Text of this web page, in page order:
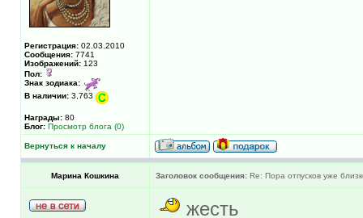
Регистрация: 02.03.2010
Сообщения: 7741
Изображений: 123
Пол:
Знак зодиака:
В наличии: 3,763
Награды: 80
Блог: Просмотр блога (0)
Вернуться к началу
Марина Кошкина Заголовок сообщения: Re: Пора отпусков уже
жесть